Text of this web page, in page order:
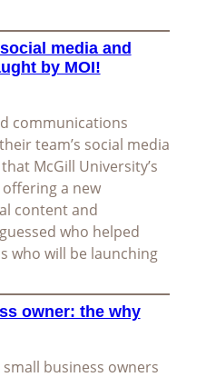
media and
by MOI!
communications
team’s social media
McGill University’s
a new
content and
who helped
who will be launching
owner: the why
business owners